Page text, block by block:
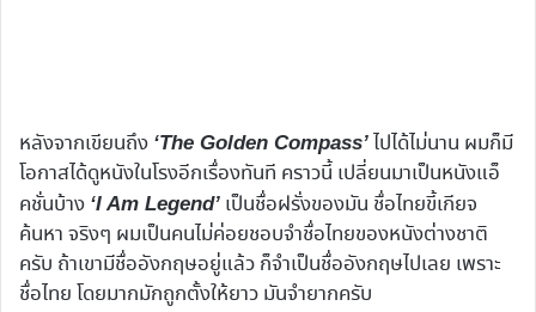
หลังจากเขียนถึง ‘The Golden Compass’ ไปได้ไม่นาน ผมก็มี
โอกาสได้ดูหนังในโรงอีกเรื่องทันที คราวนี้ เปลี่ยนมาเป็นหนังแอ็
คชั่นบ้าง ‘I Am Legend’ เป็นชื่อฝรั่งของมัน ชื่อไทยขี้เกียจ
ค้นหา จริงๆ ผมเป็นคนไม่ค่อยชอบจำชื่อไทยของหนังต่างชาติ
ครับ ถ้าเขามีชื่ออังกฤษอยู่แล้ว ก็จำเป็นชื่ออังกฤษไปเลย เพราะ
ชื่อไทย โดยมากมักถูกตั้งให้ยาว มันจำยากครับ